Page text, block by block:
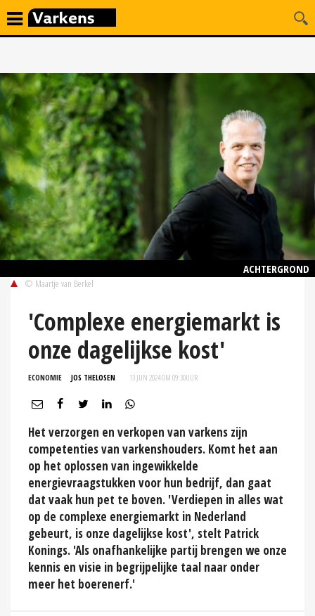
ACHTERGROND
© Maartje van Berkel
'Complexe energiemarkt is
onze dagelijkse kost'
ECONOMIE JOS THELOSEN 13 JUN 2024 OM 09:30UUR
Het verzorgen en verkopen van varkens zijn
competenties van varkenshouders. Komt het aan
op het oplossen van ingewikkelde
energievraagstukken voor hun bedrijf, dan gaat
dat vaak hun pet te boven. 'Verdiepen in alles wat
op de complexe energiemarkt in Nederland
gebeurt, is onze dagelijkse kost', stelt Patrick
Konings. 'Als onafhankelijke partij brengen we onze
kennis en visie in begrijpelijke taal naar onder
meer het boerenerf.'